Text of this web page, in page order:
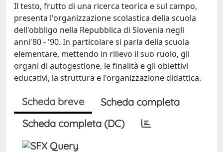
Il testo, frutto di una ricerca teorica e sul campo,
presenta l'organizzazione scolastica della scuola
dell'obbligo nella Repubblica di Slovenia negli
anni'80 - '90. In particolare si parla della scuola
elementare, mettendo in rilievo il suo ruolo, gli
organi di autogestione, le finalità e gli obiettivi
educativi, la struttura e l'organizzazione didattica.
Scheda breve
Scheda completa
Scheda completa (DC)